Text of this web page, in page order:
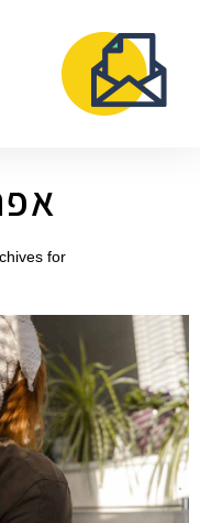
Archives for אפריל 2025